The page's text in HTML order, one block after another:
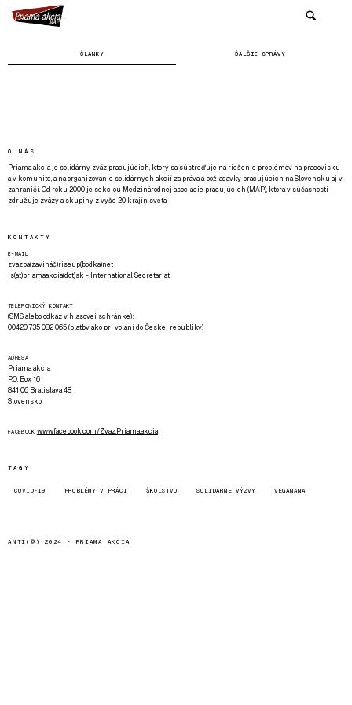
ČLÁNKY ĎALŠIE SPRÁVY
O NÁS
Priama akcia je solidárny zväz pracujúcich, ktorý sa sústreďuje na riešenie problémov na pracovisku
a v komunite, a na organizovanie solidárnych akcií za práva a požiadavky pracujúcich na Slovensku aj v
zahraničí. Od roku 2000 je sekciou Medzinárodnej asociácie pracujúcich (MAP), ktorá v súčasnosti
združuje zväzy a skupiny z vyše 20 krajín sveta.
KONTAKTY
E-MAIL
zvazpa(zavináč)riseup(bodka)net
is(at)priamaakcia(dot)sk - International Secretariat
TELEFONICKÝ KONTAKT
(SMS alebo odkaz v hlasovej schránke):
00420 735 082 065 (platby ako pri volaní do Českej republiky)
ADRESA
Priama akcia
P.O. Box 16
841 06 Bratislava 48
Slovensko
FACEBOOK www.facebook.com/Zvaz.Priama.akcia
TAGY
COVID-19 PROBLÉMY V PRÁCI ŠKOLSTVO SOLIDÁRNE VÝZVY VEGANANA
ANTI(©) 2024 - PRIAMA AKCIA